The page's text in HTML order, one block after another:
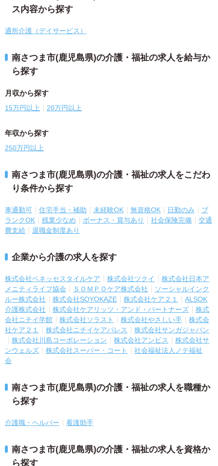
ス内容から探す
通所介護（デイサービス）
南さつま市(鹿児島県)の介護・福祉の求人を給与か
ら探す
月収から探す
15万円以上 20万円以上
年収から探す
250万円以上
南さつま市(鹿児島県)の介護・福祉の求人をこだわ
り条件から探す
車通勤可 住宅手当・補助 未経験OK 無資格OK 日勤のみ
ブ
ランクOK
残業少なめ ボーナス・賞与あり 社会保険完備
交通
費支給
退職金制度あり
企業から介護の求人を探す
株式会社ベネッセスタイルケア 株式会社ツクイ
株式会社日本ア
メニティライフ協会
ＳＯＭＰＯケア株式会社
ソーシャルインク
ルー株式会社
株式会社SOYOKAZE 株式会社ケア２１
ALSOK
介護株式会社
株式会社ケアリッツ・アンド・パートナーズ
株式
会社ニチイ学館
株式会社ソラスト 株式会社やさしい手
株式会
社ケア２１
株式会社ニチイケアパレス
株式会社サンガジャパン
株式会社川島コーポレーション
株式会社アンビス
株式会社サ
ンウェルズ
株式会社スーパー・コート
社会福祉法人ノテ福祉
会
南さつま市(鹿児島県)の介護・福祉の求人を職種か
ら探す
介護職・ヘルパー 看護助手
南さつま市(鹿児島県)の介護・福祉の求人を資格か
ら探す